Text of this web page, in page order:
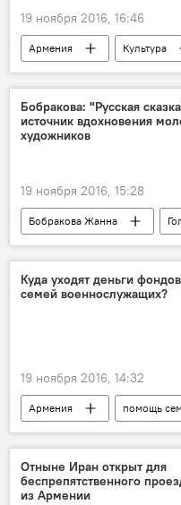
19 ноября 2016, 16:46
Армения Культура
концерт в Гюмри
Бобракова: "Русская
источник вдохновения
художников
19 ноября 2016, 15:28
Бобракова Жанна
Куда уходят деньги
семей военнослужащих?
19 ноября 2016, 14:32
Армения помощь
Отныне Иран открыт для
беспрепятственного
из Армении